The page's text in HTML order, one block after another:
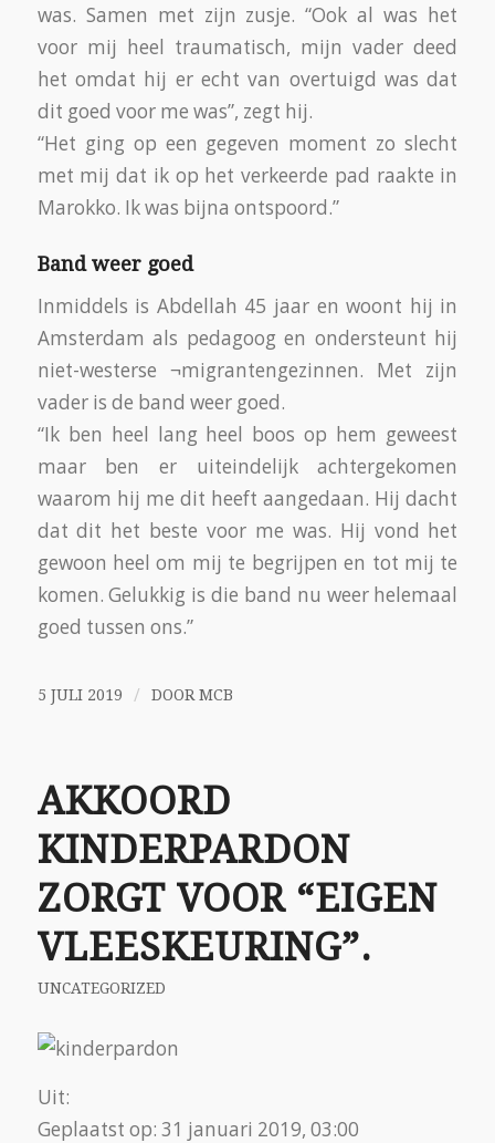
was. Samen met zijn zusje. “Ook al was het
voor mij heel traumatisch, mijn vader deed
het omdat hij er echt van overtuigd was dat
dit goed voor me was”, zegt hij.
“Het ging op een gegeven moment zo slecht
met mij dat ik op het verkeerde pad raakte in
Marokko. Ik was bijna ontspoord.”
Band weer goed
Inmiddels is Abdellah 45 jaar en woont hij in
Amsterdam als pedagoog en ondersteunt hij
niet-westerse ¬migrantengezinnen. Met zijn
vader is de band weer goed.
“Ik ben heel lang heel boos op hem geweest
maar ben er uiteindelijk achtergekomen
waarom hij me dit heeft aangedaan. Hij dacht
dat dit het beste voor me was. Hij vond het
gewoon heel om mij te begrijpen en tot mij te
komen. Gelukkig is die band nu weer helemaal
goed tussen ons.”
5 JULI 2019 / DOOR MCB
AKKOORD
KINDERPARDON
ZORGT VOOR “EIGEN
VLEESKEURING”.
UNCATEGORIZED
Uit:
Geplaatst op: 31 januari 2019, 03:00